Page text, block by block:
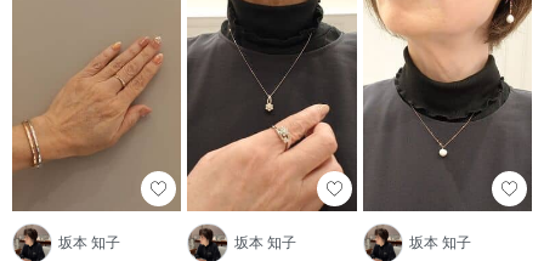
坂本 知子 坂本 知子 坂本 知子